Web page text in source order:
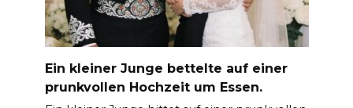
Ein kleiner Junge bettelte auf einer
prunkvollen Hochzeit um Essen.